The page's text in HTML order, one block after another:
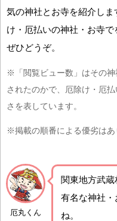
気の神社とお寺を紹介し
け・厄払いの神社・お寺
ぜひどうぞ。
※「閲覧ビュー数」はその
されたのかで、厄除け・厄
さを表しています。
※掲載の順番による優劣はあ
厄丸くん
関東地方武蔵
有名な神社・
ね。